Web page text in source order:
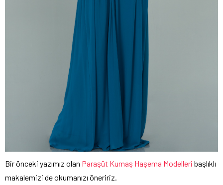
Bir önceki yazımız olan Paraşüt Kumaş Haşema Modelleri başlıklı
makalemizi de okumanızı öneririz.